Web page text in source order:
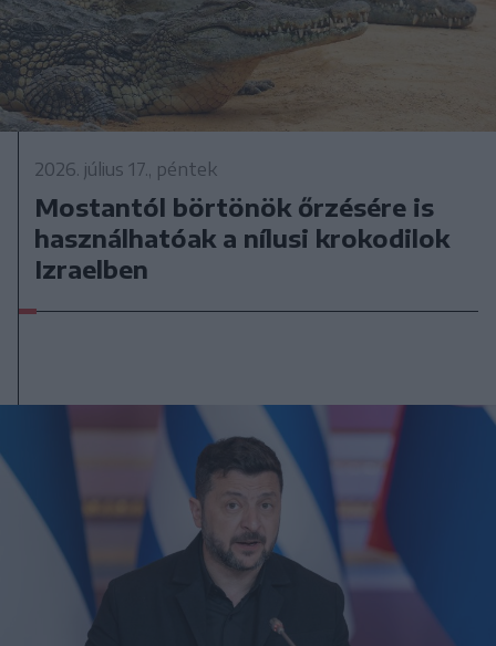
2026. július 17., péntek
Mostantól börtönök őrzésére is
használhatóak a nílusi krokodilok
Izraelben